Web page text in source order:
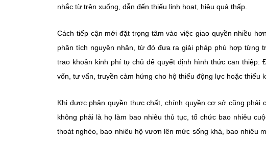
nhắc từ trên xuống, dẫn đến thiếu linh hoạt, hiệu quả thấp.
Cách tiếp cận mới đặt trọng tâm vào việc giao quyền nhiều
phân tích nguyên nhân, từ đó đưa ra giải pháp phù hợp
trao khoản kinh phí tự chủ để quyết định hình thức can
vốn, tư vấn, truyền cảm hứng cho hộ thiếu động lực hoặc thiếu
Khi được phân quyền thực chất, chính quyền cơ sở cũng
không phải là họ làm bao nhiêu thủ tục, tổ chức bao nhiêu
thoát nghèo, bao nhiêu hộ vươn lên mức sống khá, bao nhiêu